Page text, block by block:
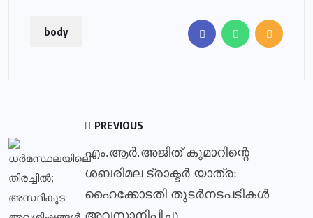
body
PREVIOUS
എം.ആര്‍.അജിത് കുമാറിന്റെ
ശബരിമല ട്രാക്ടര്‍ യാത്ര:
ഹൈക്കോടതി തുടര്‍നടപടികള്‍
അവസാനിപ്പിച്ചു